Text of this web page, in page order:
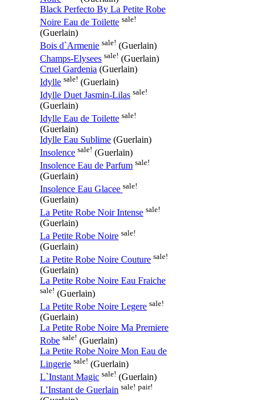
Black Perfecto By La Petite Robe
Noire Eau de Toilette sale!
(Guerlain)
Bois d`Armenie sale! (Guerlain)
Champs-Elysees sale! (Guerlain)
Cruel Gardenia (Guerlain)
Idylle sale! (Guerlain)
Idylle Duet Jasmin-Lilas sale!
(Guerlain)
Idylle Eau de Toilette sale!
(Guerlain)
Idylle Eau Sublime (Guerlain)
Insolence sale! (Guerlain)
Insolence Eau de Parfum sale!
(Guerlain)
Insolence Eau Glacee sale!
(Guerlain)
La Petite Robe Noir Intense sale!
(Guerlain)
La Petite Robe Noire sale!
(Guerlain)
La Petite Robe Noire Couture sale!
(Guerlain)
La Petite Robe Noire Eau Fraiche
sale! (Guerlain)
La Petite Robe Noire Legere sale!
(Guerlain)
La Petite Robe Noire Ma Premiere
Robe sale! (Guerlain)
La Petite Robe Noire Mon Eau de
Lingerie sale! (Guerlain)
L`Instant Magic sale! (Guerlain)
L’Instant de Guerlain sale! pair!